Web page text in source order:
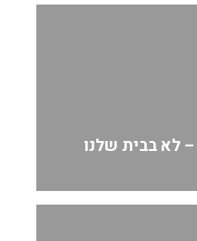
לא בבית שלנו